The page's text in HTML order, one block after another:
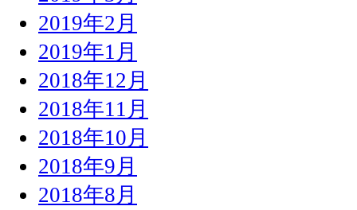
2019年2月
2019年1月
2018年12月
2018年11月
2018年10月
2018年9月
2018年8月